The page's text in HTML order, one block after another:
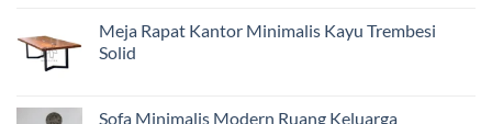
Meja Rapat Kantor Minimalis Kayu Trembesi
Solid
Sofa Minimalis Modern Ruang Keluarga